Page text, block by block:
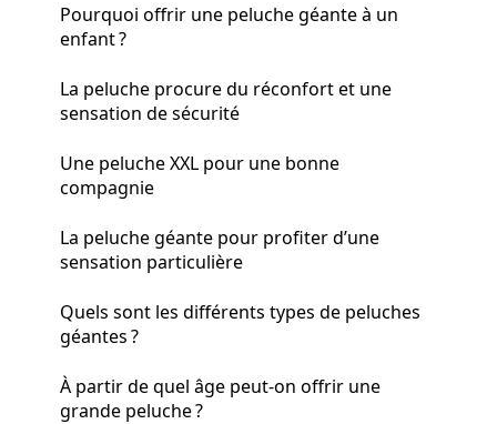
Pourquoi offrir une peluche géante à un
enfant ?
La peluche procure du réconfort et une
sensation de sécurité
Une peluche XXL pour une bonne
compagnie
La peluche géante pour profiter d’une
sensation particulière
Quels sont les différents types de peluches
géantes ?
À partir de quel âge peut-on offrir une
grande peluche ?